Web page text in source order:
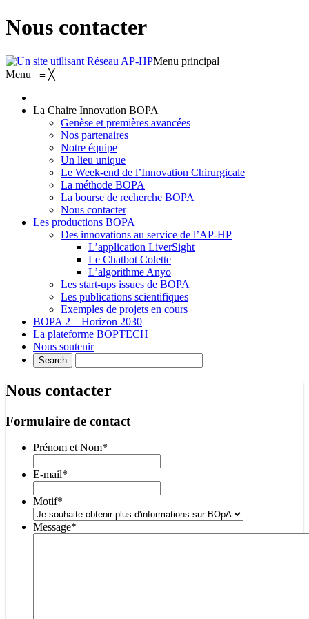
Nous contacter
Menu principal
Menu ≡ ╳
La Chaire Innovation BOPA
Genèse et premières avancées
Nos partenaires
Notre équipe
Un lieu unique
Le Week-end de l’Innovation Chirurgicale
La méthode BOPA
La bourse de recherche BOPA
Nous contacter
Les productions BOPA
Des innovations au service de l’AP-HP
L’application LiverSight
Le Chatbot Colette
L’algorithme Anyo
Les start-ups issues de BOPA
Les publications scientifiques
Exemples de projets en cours
BOPA 2 – Horizon 2030
La plateforme BOPTECH
Nous soutenir
Nous contacter
Formulaire de contact
Prénom et Nom*
E-mail*
Motif*
Message*